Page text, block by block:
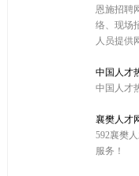
恩施招聘
络、现场
人员提供
中国人才
中国人才
襄樊人才
592襄樊
服务！